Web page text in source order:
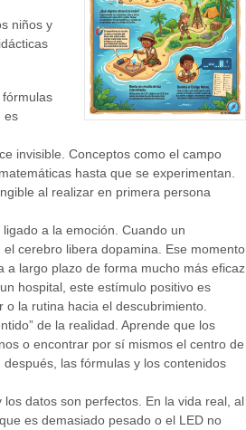
niños y
es
invisible. Conceptos como el campo
hasta que se experimentan.
al realizar en primera persona
a la emoción. Cuando un
cerebro libera dopamina. Ese momento
largo plazo de forma mucho más eficaz
hospital, este estímulo positivo es
la rutina hacia el descubrimiento.
de la realidad. Aprende que los
o encontrar por sí mismos el centro de
las fórmulas y los contenidos
datos son perfectos. En la vida real, al
es demasiado pesado o el LED no